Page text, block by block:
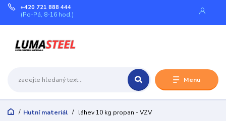
Menu
+420 721 888 444
(Po-Pá, 8-16 hod.)
Hutní materiál láhev 10 kg propan - VZV